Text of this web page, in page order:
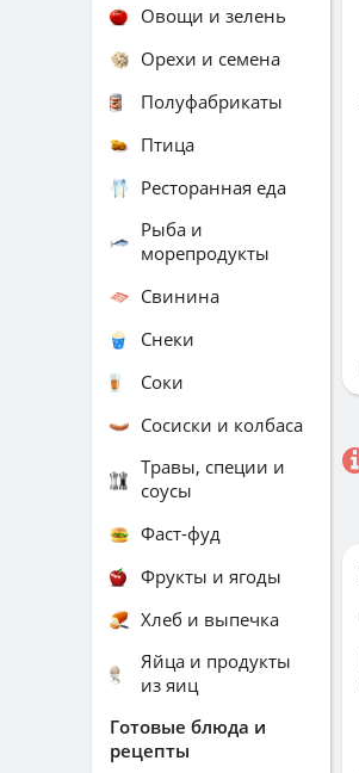
Овощи и зелень
Орехи и семена
Полуфабрикаты
Птица
Ресторанная еда
Рыба и
морепродукты
Свинина
Снеки
Соки
Сосиски и колбаса
Травы, специи и
соусы
Фаст-фуд
Фрукты и ягоды
Хлеб и выпечка
Яйца и продукты
из яиц
Готовые блюда и
рецепты